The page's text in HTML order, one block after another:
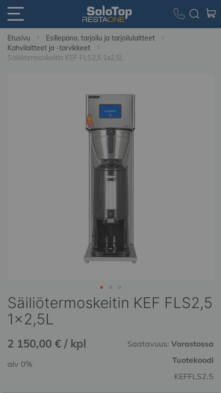
Etusivu
Esillepano, tarjoilu ja tarjoilulaitteet
Kahvilaitteet ja -tarvikkeet
Säiliötermoskeitin KEF FLS2,5 1x2,5L
Säiliötermoskeitin KEF FLS2,5
1x2,5L
2 150,00 € / kpl Saatavuus: Varastossa
Tuotekoodi
KEFFLS2.5
alv 0%
Skip
to
the
of
images